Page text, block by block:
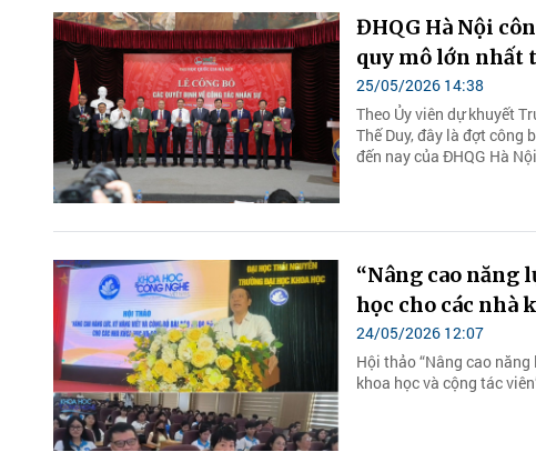
ĐHQG Hà Nội
quy mô lớn nhất
25/05/2026 14:38
Theo Ủy viên dự khuyết
Thế Duy, đây là đợt công
đến nay của ĐHQG Hà
“Nâng cao năng
học cho các nhà
24/05/2026 12:07
Hội thảo “Nâng cao
khoa học và cộng tác